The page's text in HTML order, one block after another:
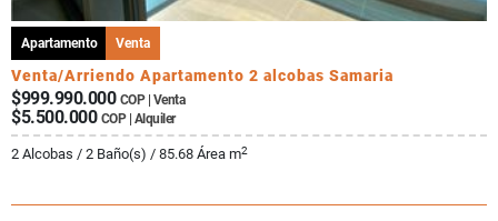
Apartamento Venta
Venta/Arriendo Apartamento 2 alcobas Samaria
$999.990.000 COP | Venta
$5.500.000 COP | Alquiler
2 Alcobas / 2 Baño(s) / 85.68 Área m2